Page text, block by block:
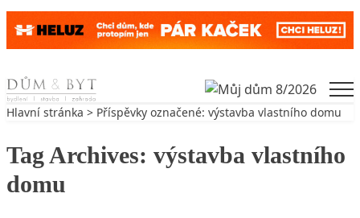
Skip to content
Hlavní stránka > Příspěvky označené: výstavba vlastního domu
Tag Archives: výstavba vlastního
domu